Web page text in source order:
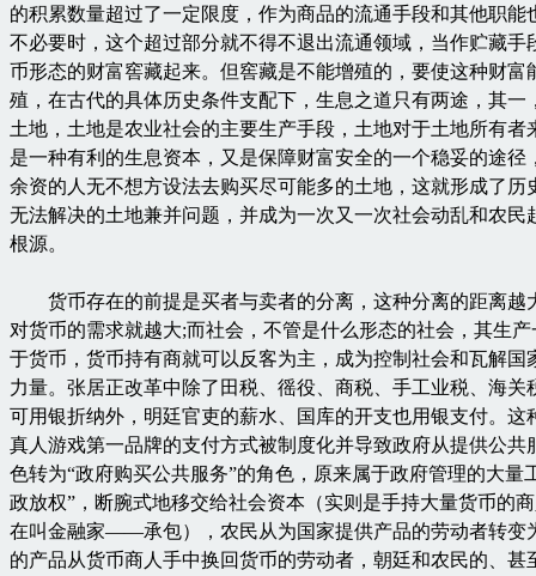
的积累数量超过了一定限度，作为商品的流通手段和其他职能
不必要时，这个超过部分就不得不退出流通领域，当作贮藏手
币形态的财富窖藏起来。但窖藏是不能增殖的，要使这种财富
殖，在古代的具体历史条件支配下，生息之道只有两途，其一
土地，土地是农业社会的主要生产手段，土地对于土地所有者
是一种有利的生息资本，又是保障财富安全的一个稳妥的途径
余资的人无不想方设法去购买尽可能多的土地，这就形成了历
无法解决的土地兼并问题，并成为一次又一次社会动乱和农民
根源。
货币存在的前提是买者与卖者的分离，这种分离的距离越
对货币的需求就越大;而社会，不管是什么形态的社会，其生
于货币，货币持有商就可以反客为主，成为控制社会和瓦解国
力量。张居正改革中除了田税、徭役、商税、手工业税、海关
可用银折纳外，明廷官吏的薪水、国库的开支也用银支付。这
真人游戏第一品牌的支付方式被制度化并导致政府从提供公共
色转为“政府购买公共服务”的角色，原来属于政府管理的大量
政放权”，断腕式地移交给社会资本（实则是手持大量货币的
在叫金融家——承包），农民从为国家提供产品的劳动者转变
的产品从货币商人手中换回货币的劳动者，朝廷和农民的、甚